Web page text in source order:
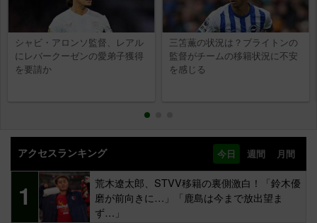
シャビ・アロンソ監督、レアル
にレバークーゼンの愛弟子獲得
を要請か
三笘薫の状況は？ブライトンの
監督がチームの移籍状況に不安
を感じる
アクセスランキング 今日 週間 月間
1
荒木遼太郎、STVV移籍の裏側激白！「鈴木優
磨が前向きに…」「鹿島は今まで放出望ま
ず…」